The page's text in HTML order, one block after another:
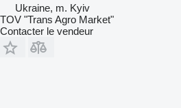
Ukraine, m. Kyiv
TOV "Trans Agro Market"
Contacter le vendeur